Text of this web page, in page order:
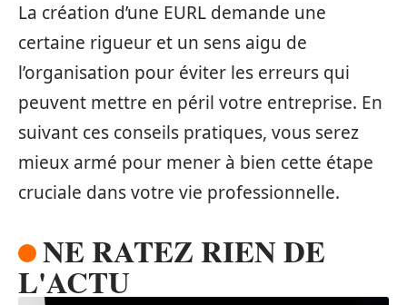
La création d’une EURL demande une
certaine rigueur et un sens aigu de
l’organisation pour éviter les erreurs qui
peuvent mettre en péril votre entreprise. En
suivant ces conseils pratiques, vous serez
mieux armé pour mener à bien cette étape
cruciale dans votre vie professionnelle.
NE RATEZ RIEN DE
L'ACTU